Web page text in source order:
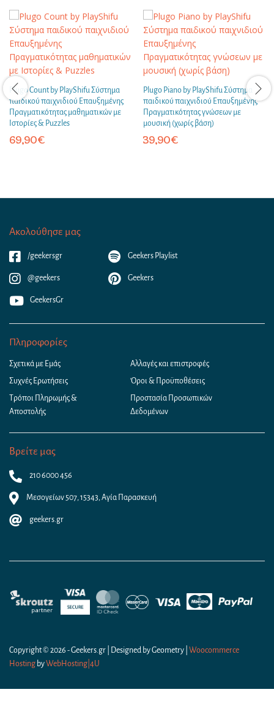
Plugo Count by PlayShifu Σύστημα
παιδικού παιχνιδιού Επαυξημένης
Πραγματικότητας μαθηματικών με
Ιστορίες & Puzzles
69,90€
Plugo Piano by PlayShifu Σύστημα
παιδικού παιχνιδιού Επαυξημένης
Πραγματικότητας γνώσεων με
μουσική (χωρίς βάση)
39,90€
Ακολούθησε μας
/geekersgr
@geekers
GeekersGr
Geekers Playlist
Geekers
Πληροφορίες
Σχετικά με Εμάς
Συχνές Ερωτήσεις
Τρόποι Πληρωμής &
Αποστολής
Αλλαγές και επιστροφές
Όροι & Προϋποθέσεις
Προστασία Προσωπικών
Δεδομένων
Βρείτε μας
210 6000 456
Μεσογείων 507, 15343, Αγία Παρασκευή
geekers.gr
Copyright © 2026 - Geekers.gr | Designed byGeometry Woocommerce
Hosting byWebHosting|4U